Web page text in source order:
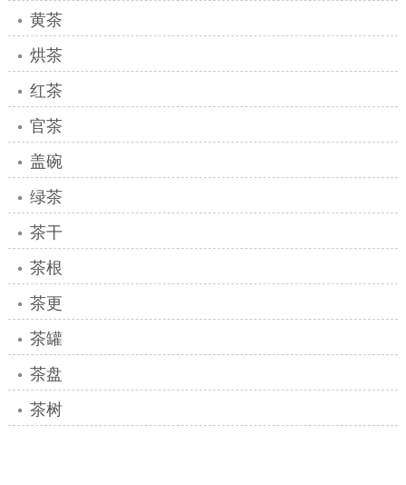
黄茶
烘茶
红茶
官茶
盖碗
绿茶
茶干
茶根
茶更
茶罐
茶盘
茶树